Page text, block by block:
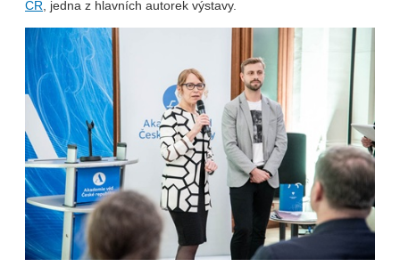
ČR , jedna z hlavních autorek výstavy.